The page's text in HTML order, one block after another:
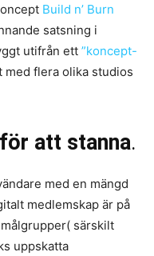
Build n’ Burn
satsning i
utifrån ett ”koncept-
flera olika studios
att stanna.
med en mängd
medlemskap är på
särskilt
uppskatta